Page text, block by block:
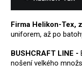
Firma Helikon-Tex,
uniforem, až po
BUSHCRAFT LINE -
nošení velkého